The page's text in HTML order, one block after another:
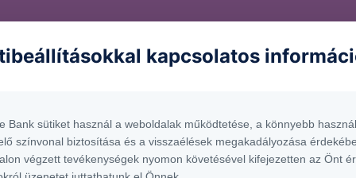
rejthetnek
Strukturált Értékpapírok?
a termékbe, fontos, hogy tisztában légy a vele
kapcsolatos
Bank sütiket használ a weboldalak működtetése, a könnyebb
színvonal biztosítása és a visszaélések megakadályozása
végzett tevékenységek nyomon követésével kifejezetten az Önt